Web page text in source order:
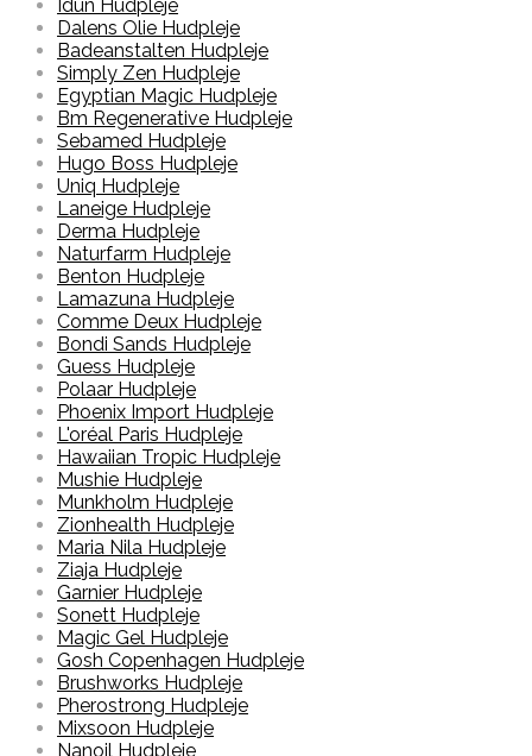
Idun Hudpleje
Dalens Olie Hudpleje
Badeanstalten Hudpleje
Simply Zen Hudpleje
Egyptian Magic Hudpleje
Bm Regenerative Hudpleje
Sebamed Hudpleje
Hugo Boss Hudpleje
Uniq Hudpleje
Laneige Hudpleje
Derma Hudpleje
Naturfarm Hudpleje
Benton Hudpleje
Lamazuna Hudpleje
Comme Deux Hudpleje
Bondi Sands Hudpleje
Guess Hudpleje
Polaar Hudpleje
Phoenix Import Hudpleje
L'oréal Paris Hudpleje
Hawaiian Tropic Hudpleje
Mushie Hudpleje
Munkholm Hudpleje
Zionhealth Hudpleje
Maria Nila Hudpleje
Ziaja Hudpleje
Garnier Hudpleje
Sonett Hudpleje
Magic Gel Hudpleje
Gosh Copenhagen Hudpleje
Brushworks Hudpleje
Pherostrong Hudpleje
Mixsoon Hudpleje
Nanoil Hudpleje